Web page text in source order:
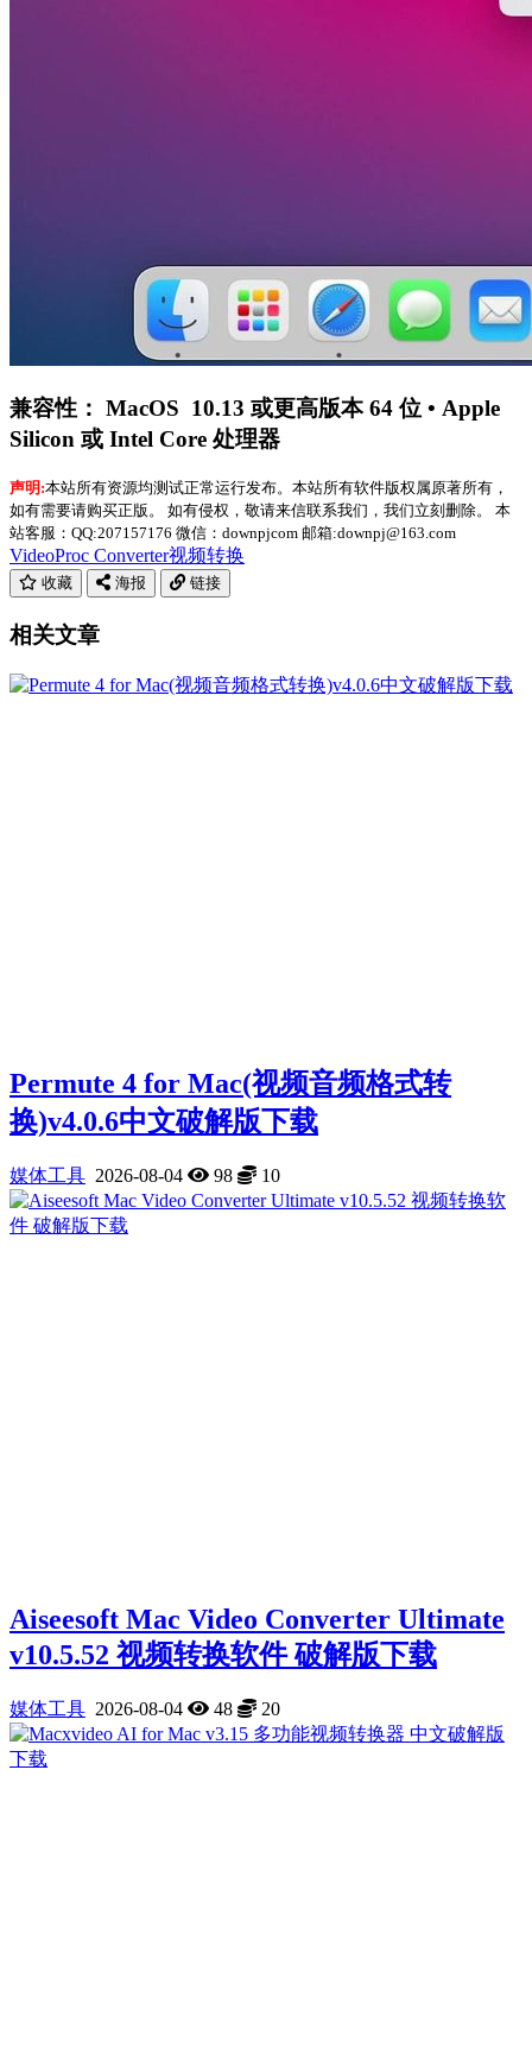
兼容性： MacOS 10.13 或更高版本 64 位 • Apple
Silicon 或 Intel Core 处理器
声明:本站所有资源均测试正常运行发布。本站所有软件版权属原著所有，
如有需要请购买正版。 如有侵权，敬请来信联系我们，我们立刻删除。 本
站客服：QQ:207157176 微信：downpjcom 邮箱:downpj@163.com
VideoProc Converter视频转换
收藏 海报 链接
相关文章
Permute 4 for Mac(视频音频格式转
换)v4.0.6中文破解版下载
媒体工具 2026-08-04 98 10
Aiseesoft Mac Video Converter Ultimate
v10.5.52 视频转换软件 破解版下载
媒体工具 2026-08-04 48 20